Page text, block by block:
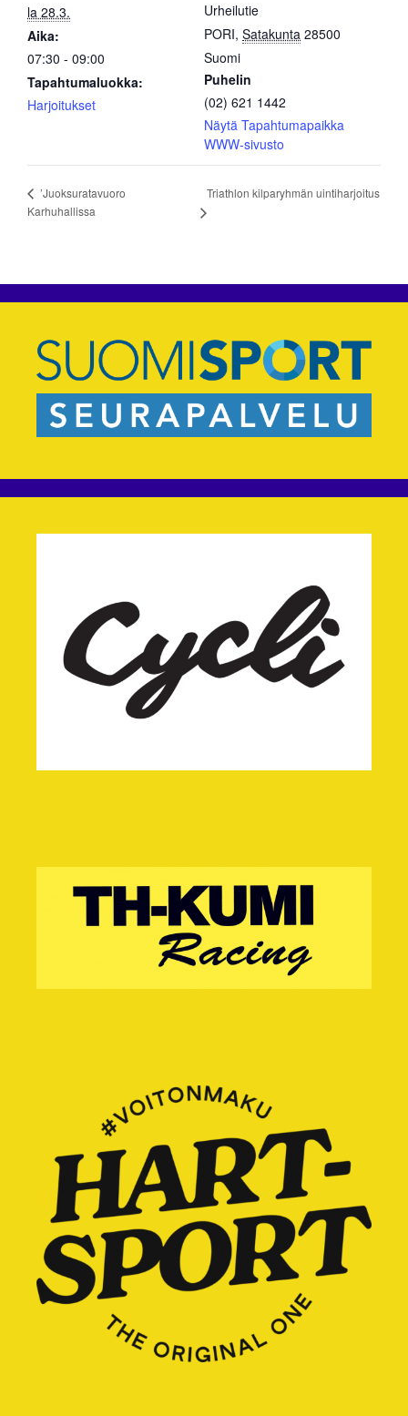
la 28.3.
Aika:
07:30 - 09:00
Tapahtumaluokka:
Harjoitukset
Urheilutie
PORI, Satakunta 28500
Suomi
Puhelin
(02) 621 1442
Näytä Tapahtumapaikka
WWW-sivusto
’Juoksuratavuoro
Karhuhallissa
Triathlon kilparyhmän uintiharjoitus